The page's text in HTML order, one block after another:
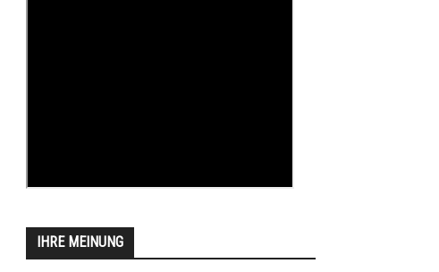
IHRE MEINUNG